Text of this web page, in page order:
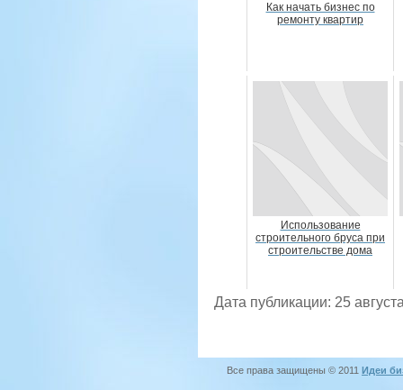
Как начать бизнес по
ремонту квартир
Использование
строительного бруса при
строительстве дома
Дата публикации: 25
Все права защищены © 2011 Идеи